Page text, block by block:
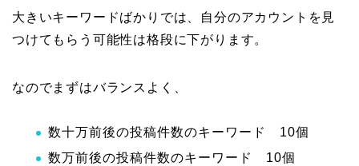
大きいキーワードばかりでは、自分のアカウントを見
つけてもらう可能性は格段に下がります。
なのでまずはバランスよく、
数十万前後の投稿件数のキーワード 10個
数万前後の投稿件数のキーワード 10個